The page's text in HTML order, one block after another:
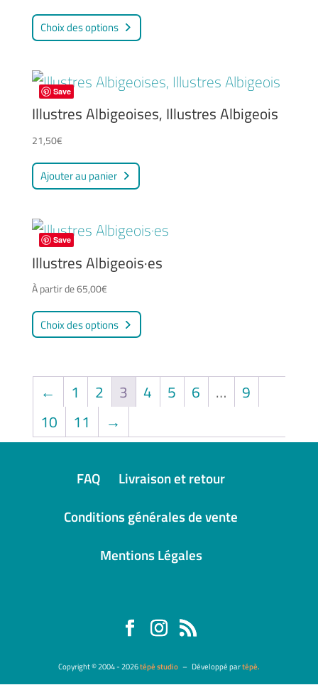
peuvent
choisies
sur
la
Choix des options
Ce
produit
plusieurs
variations.
Les
sur
la
du
produit
Save
Illustres Albigeoises, Illustres Albigeois
21,50€
Ajouter au panier
Save
Illustres Albigeois·es
À partir de65,00€
Choix des options
Ce
produit
plusieurs
variations.
options
peuvent
choisies
la
produit
← 1 2 3 4 5 6 …
9
10
11 →
FAQ
Livraison et retour
Conditions générales de vente
Mentions Légales
Copyright © 2004 - 2026tépè studio – Développé partépè.